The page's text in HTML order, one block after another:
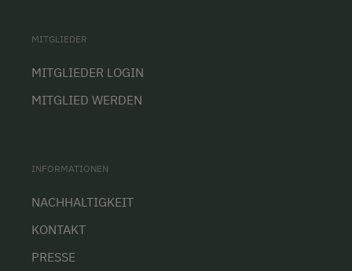
MITGLIEDER
MITGLIEDER LOGIN
MITGLIED WERDEN
INFORMATIONEN
NACHHALTIGKEIT
KONTAKT
PRESSE